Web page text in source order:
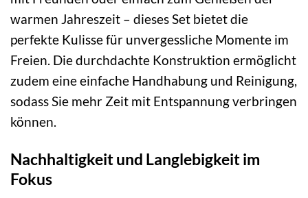
warmen Jahreszeit – dieses Set bietet die
perfekte Kulisse für unvergessliche Momente im
Freien. Die durchdachte Konstruktion ermöglicht
zudem eine einfache Handhabung und Reinigung,
sodass Sie mehr Zeit mit Entspannung verbringen
können.
Nachhaltigkeit und Langlebigkeit im
Fokus